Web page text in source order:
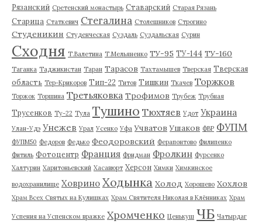
Рязанский Сретенский монастырь Ставарский Старая Рязань
Старица Статкевич Стегалина Столешников Строгино
Студеникин Студенческая Суздаль Суздальская Сурин
Сходня Т.Валетина Т.Мельяненко ТУ-95 ТУ-144 ТУ-160
Таганка Таджикистан Таран Тарасов Тахтамышев Тверская Тверская
область Тер-Крикоров Тип-22 Титов Тишкин Ткачев Торжков
Торжок Торшина Третьяковка Трофимов Трубеж Трубная
Трусенков Ту-22 Тула Тушино Тюхтяев Удот Украина
Улан-Удэ Унежев Урал Усенко Уфа Учватов Ушаков ФВР ФУПМ
ФУПМ50 Федоров Федько Феодоровский Ферапонтово Филипенко
Фитиль Фотоцентр Франция Фридман Фролкин Фурсенко
Халтурин Харитоньевский Хасавюрт Херсон Химки Химкинское
водохранилище Ховрино Ходынка Холод Хорошево Хохлов
Храм Всех Святых на Кулишках Храм Святителя Николая в Клённиках Храм
Успения на Успенском вражке Хромченко Ценькуш ЧБ Чатырдаг